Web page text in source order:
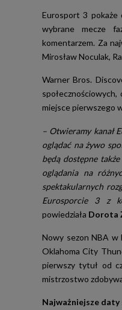
Eurosport 3 pokaże
wybrane mecze
komentarzem. Za
Mirosław Noculak,
Warner Bros.
miejsce pierwszego
– Otwieramy kanał
oglądać na żywo
będą dostępne
oglądania na
spektakularnych
Eurosporcie 3 z
powiedziała Dorota
Nowy sezon NBA w
Oklahoma City
pierwszy tytuł od
mistrzostwo
Najważniejsze daty